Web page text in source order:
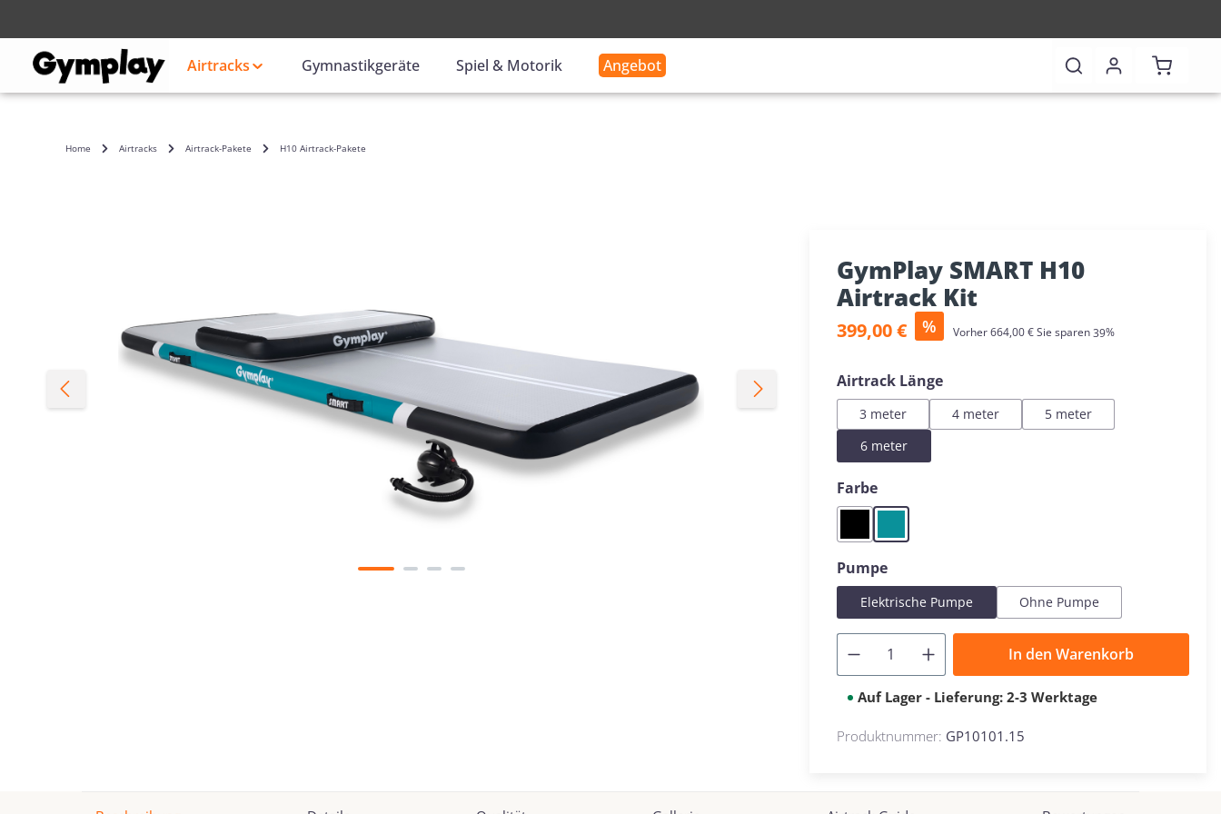
Airtracks Gymnastikgeräte Spiel & Motorik Angebot
Home Airtracks Airtrack-Pakete H10 Airtrack-Pakete
GymPlay SMART H10
Airtrack Kit
Verkaufspreis:
399,00 € % VorherRegulärer Preis:
664,00 €Sie sparen39%
Airtrack Längeauswählen
3 meter 4 meter
5 meter
6 meter
Farbeauswählen
Black Mint
Pumpeauswählen
Elektrische Pumpe Ohne Pumpe
In den Warenkorb
Auf Lager - Lieferung: 2-3 Werktage
Produktnummer: GP10101.15